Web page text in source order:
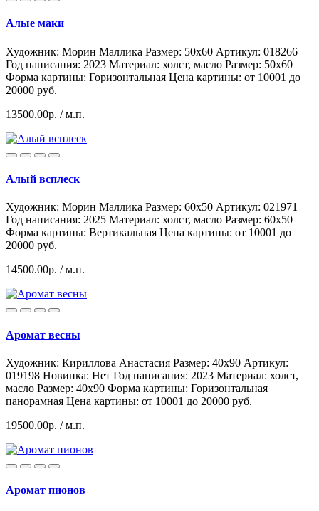
Алые маки
Художник: Морин Маллика Размер: 50x60 Артикул: 018266
Год написания: 2023 Материал: холст, масло Размер: 50х60
Форма картины: Горизонтальная Цена картины: от 10001 до
20000 руб.
13500.00р. / м.п.
Алый всплеск
Художник: Морин Маллика Размер: 60x50 Артикул: 021971
Год написания: 2025 Материал: холст, масло Размер: 60х50
Форма картины: Вертикальная Цена картины: от 10001 до
20000 руб.
14500.00р. / м.п.
Аромат весны
Художник: Кириллова Анастасия Размер: 40x90 Артикул:
019198 Hoвинка: Нет Год написания: 2023 Материал: холст,
масло Размер: 40х90 Форма картины: Горизонтальная
панорамная Цена картины: от 10001 до 20000 руб.
19500.00р. / м.п.
Аромат пионов